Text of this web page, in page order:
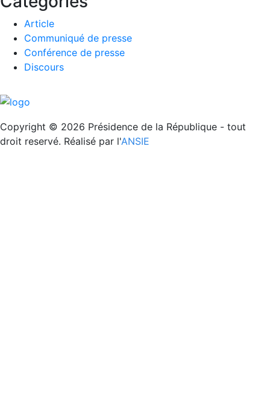
Article
Communiqué de presse
Conférence de presse
Discours
Copyright © 2026 Présidence de la République - tout
droit reservé. Réalisé par l'ANSIE